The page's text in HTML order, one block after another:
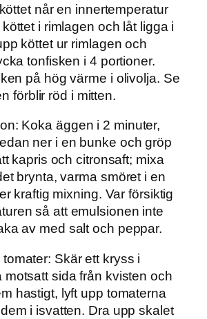
når en innertemperatur
i rimlagen och låt ligga i
köttet ur rimlagen och
tonfisken i 4 portioner.
på hög värme i olivolja. Se
förblir röd i mitten.
Koka äggen i 2 minuter,
ner i en bunke och gröp
kapris och citronsaft; mixa
brynta, varma smöret i en
kraftig mixning. Var försiktig
så att emulsionen inte
av med salt och peppar.
Skär ett kryss i
motsatt sida från kvisten och
hastigt, lyft upp tomaterna
i isvatten. Dra upp skalet